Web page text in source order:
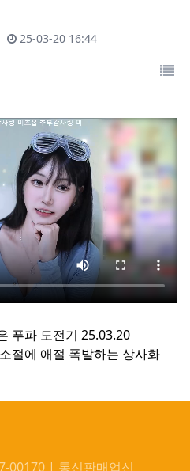
작성일
25-03-20 16:44
푸파 도전기 25.03.20
절에 애절 폭발하는 상사화
00170 | 통신판매업신